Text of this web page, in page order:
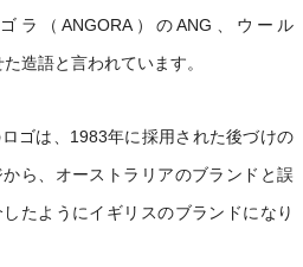
ラ（ANGORA）のANG、ウール
造語と言われています。
ゴは、1983年に採用された後づけの
ら、オーストラリアのブランドと誤
たようにイギリスのブランドになり